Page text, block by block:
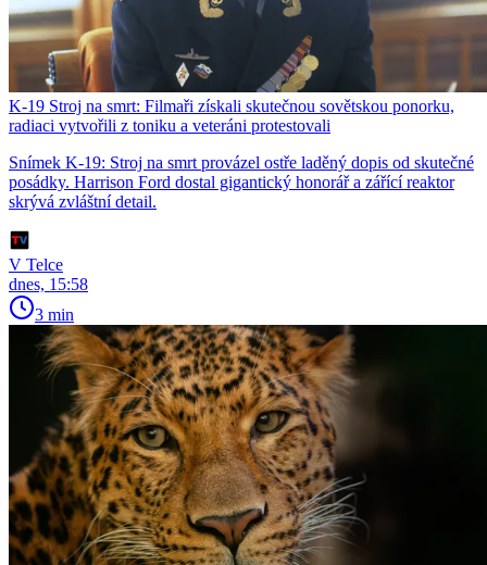
K-19 Stroj na smrt: Filmaři získali skutečnou sovětskou ponorku,
radiaci vytvořili z toniku a veteráni protestovali
Snímek K-19: Stroj na smrt provázel ostře laděný dopis od skutečné
posádky. Harrison Ford dostal gigantický honorář a zářící reaktor
skrývá zvláštní detail.
V Telce
dnes, 15:58
3 min